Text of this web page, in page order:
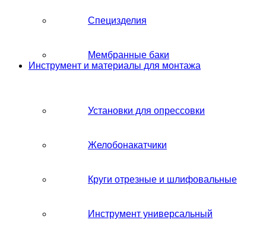
Специзделия
Мембранные баки
Инструмент и материалы для монтажа
Установки для опрессовки
Желобонакатчики
Круги отрезные и шлифовальные
Инструмент универсальный